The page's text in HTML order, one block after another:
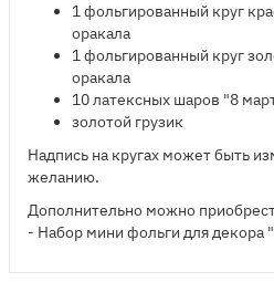
1 фольгированный круг
оракала
1 фольгированный круг
оракала
10 латексных шаров "8
золотой грузик
Надпись на кругах может быть
желанию.
Дополнительно можно
- Набор мини фольги для